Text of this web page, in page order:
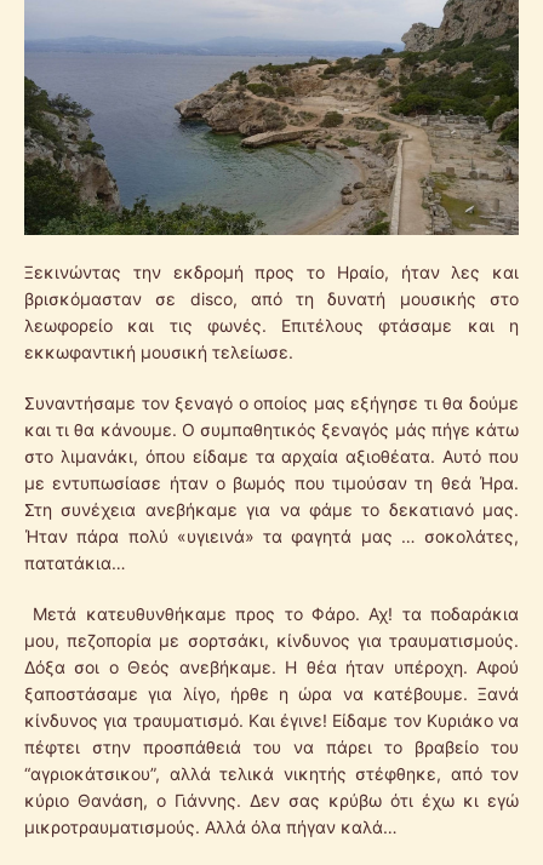
Ξεκινώντας την εκδρομή προς το Ηραίο, ήταν λες και
βρισκόμασταν σε disco, από τη δυνατή μουσικής στο
λεωφορείο και τις φωνές. Επιτέλους φτάσαμε και η
εκκωφαντική μουσική τελείωσε.
Συναντήσαμε τον ξεναγό ο οποίος μας εξήγησε τι θα δούμε
και τι θα κάνουμε. Ο συμπαθητικός ξεναγός μάς πήγε κάτω
στο λιμανάκι, όπου είδαμε τα αρχαία αξιοθέατα. Αυτό που
με εντυπωσίασε ήταν ο βωμός που τιμούσαν τη θεά Ήρα.
Στη συνέχεια ανεβήκαμε για να φάμε το δεκατιανό μας.
Ήταν πάρα πολύ «υγιεινά» τα φαγητά μας … σοκολάτες,
πατατάκια…
Mετά κατευθυνθήκαμε προς το Φάρο. Αχ! τα ποδαράκια
μου, πεζοπορία με σορτσάκι, κίνδυνος για τραυματισμούς.
Δόξα σοι ο Θεός ανεβήκαμε. H θέα ήταν υπέροχη. Aφού
ξαποστάσαμε για λίγο, ήρθε η ώρα να κατέβουμε. Ξανά
κίνδυνος για τραυματισμό. Kαι έγινε! Είδαμε τον Κυριάκο να
πέφτει στην προσπάθειά του να πάρει το βραβείο του
“αγριοκάτσικου”, αλλά τελικά νικητής στέφθηκε, από τον
κύριο Θανάση, ο Γιάννης. Δεν σας κρύβω ότι έχω κι εγώ
μικροτραυματισμούς. Αλλά όλα πήγαν καλά…